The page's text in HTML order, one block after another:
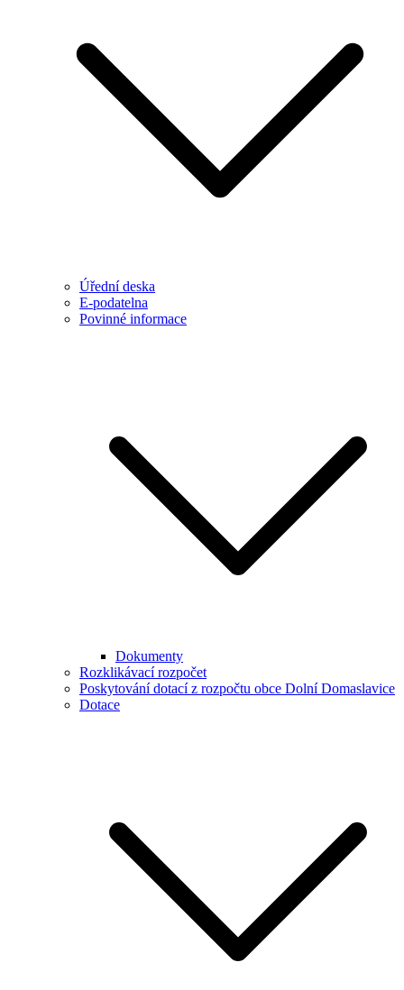
Úřední deska
E-podatelna
Povinné informace
Dokumenty
Rozklikávací rozpočet
Poskytování dotací z rozpočtu obce Dolní Domaslavice
Dotace